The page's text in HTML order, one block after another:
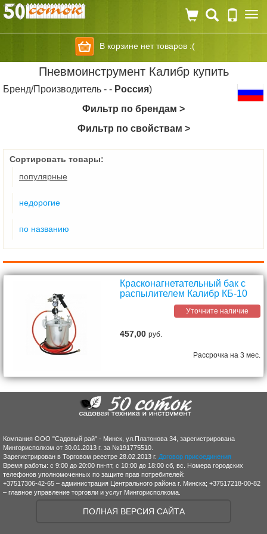
В корзине нет товаров :(
Пневмоинструмент Калибр купить
Бренд/Производитель - - Россия)
Фильтр по брендам >
Фильтр по свойствам >
Сортировать товары:
популярные
недорогие
по названию
Красконагнетательный бак с
распылителем Калибр КБ-10
Уточните наличие
457,00руб.
Рассрочка на 3 мес.
Компания ООО "Садовый рай" - Минск, ул.Платонова 34, зарегистрирована
Мингорисполком от 30.01.2013 г. за №191775510.
Зарегистрирован в Торговом реестре 28.02.2013 г. Договор присоединения
Время работы: с 9:00 до 20:00 пн-пт, с 10:00 до 18:00 сб, вс. Номера городских
телефонов уполномоченных по защите прав потребителей:
+37517306-42-65 – администрация Центрального района г. Минска; +37517218-00-82
– главное управление торговли и услуг Мингорисполкома.
ПОЛНАЯ ВЕРСИЯ САЙТА